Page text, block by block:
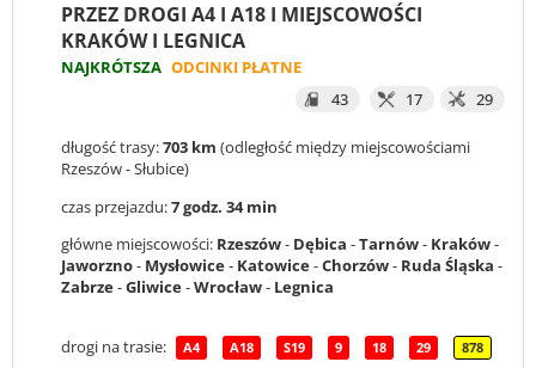
PRZEZ DROGI A4 I A18 I MIEJSCOWOŚCI
KRAKÓW I LEGNICA
NAJKRÓTSZA ODCINKI PŁATNE
43
17 29
długość trasy:703 km (odległość między miejscowościami
Rzeszów - Słubice)
czas przejazdu:7 godz. 34 min
główne miejscowości: Rzeszów- Dębica -Tarnów- Kraków-
Jaworzno- Mysłowice- Katowice-Chorzów- Ruda Śląska -
Zabrze-Gliwice-Wrocław- Legnica
drogi na trasie: A4 A18 S19 9 18 29 878